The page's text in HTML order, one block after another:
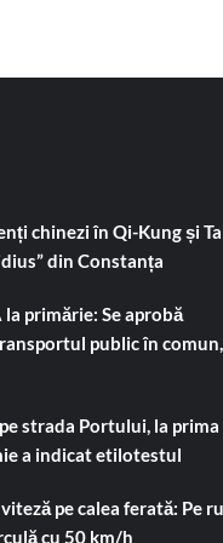
chinezi în Qi-Kung și
din Constanța
primărie: Se aprobă
public în comun,
strada Portului, la prima
a indicat etilotestul
pe calea ferată: Pe
cu 50 km/h